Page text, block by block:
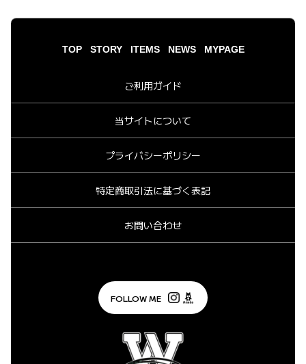
TOP STORY ITEMS NEWS MYPAGE
ご利用ガイド
当サイトについて
プライバシーポリシー
特定商取引法に基づく表記
お問い合わせ
FOLLOW ME